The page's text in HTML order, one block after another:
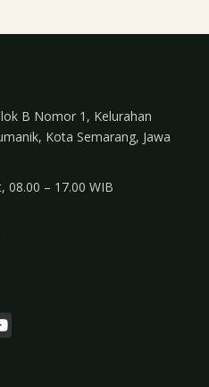
B Nomor 1, Kelurahan
Kota Semarang, Jawa
08.00 – 17.00 WIB